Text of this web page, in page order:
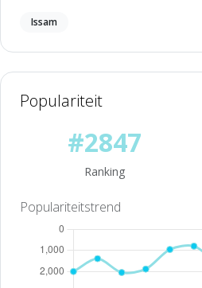
Issam
Populariteit
#2847
Ranking
Populariteitstrend